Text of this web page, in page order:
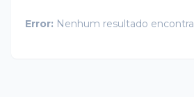
Error: Nenhum resultado